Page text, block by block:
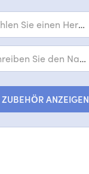
Wählen Sie einen Hersteller
Schreiben Sie den Namen des Modells
ZUBEHÖR ANZEIGEN